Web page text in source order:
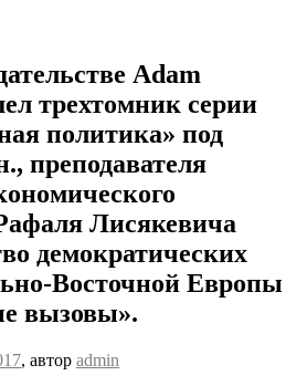
Adam
трехтомник серии
политика» под
преподавателя
Лисякевича
демократических
Восточной Европы
вызовы».
, автор admin